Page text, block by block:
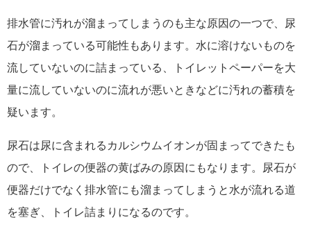
排水管に汚れが溜まってしまうのも主な原因の一つで、尿
石が溜まっている可能性もあります。水に溶けないものを
流していないのに詰まっている、トイレットペーパーを大
量に流していないのに流れが悪いときなどに汚れの蓄積を
疑います。
尿石は尿に含まれるカルシウムイオンが固まってできたも
ので、トイレの便器の黄ばみの原因にもなります。尿石が
便器だけでなく排水管にも溜まってしまうと水が流れる道
を塞ぎ、トイレ詰まりになるのです。